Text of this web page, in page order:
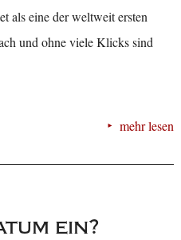
als eine der weltweit ersten
und ohne viele Klicks sind
mehr lesen
ein?